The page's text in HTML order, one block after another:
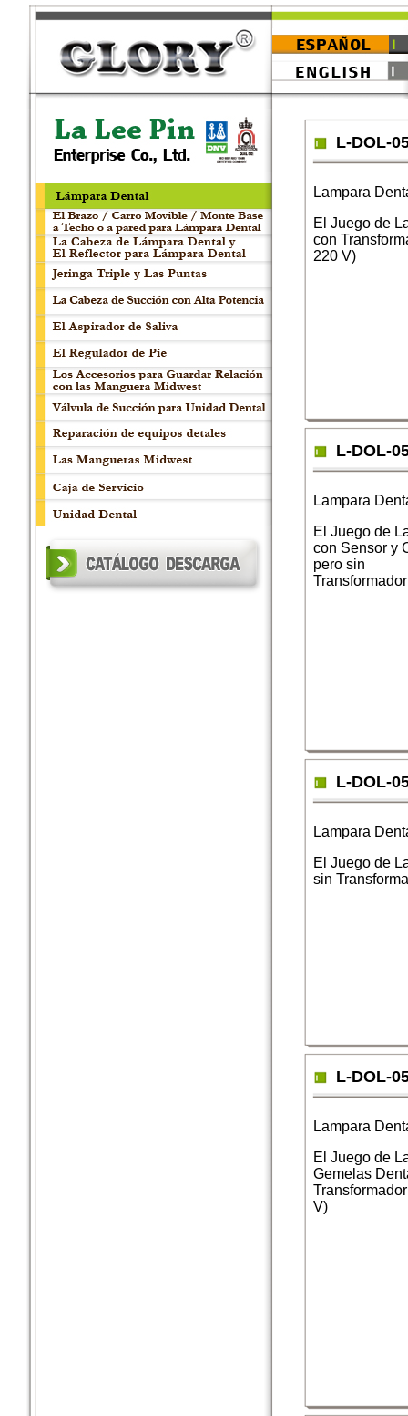
L-DOL-
Lampara
El Juego de
con
220 V)
L-DOL-
Lampara
El Juego de
con Sensor y
pero sin
Transformador
L-DOL-
Lampara
El Juego de
sin
L-DOL-
Lampara
El Juego de
Gemelas
V)